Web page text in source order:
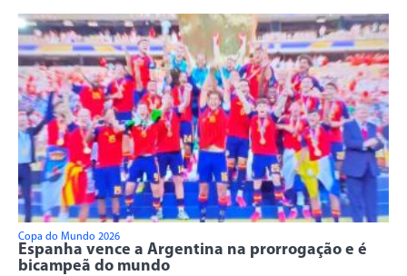
Copa do Mundo 2026
Espanha vence a Argentina na prorrogação e é
bicampeã do mundo